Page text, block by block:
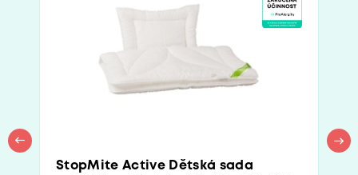
StopMite Active Dětská sada